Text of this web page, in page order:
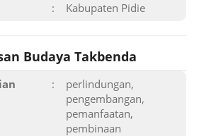
: Kabupaten Pidie
Budaya Takbenda
:
perlindungan,
pengembangan,
pemanfaatan,
pembinaan